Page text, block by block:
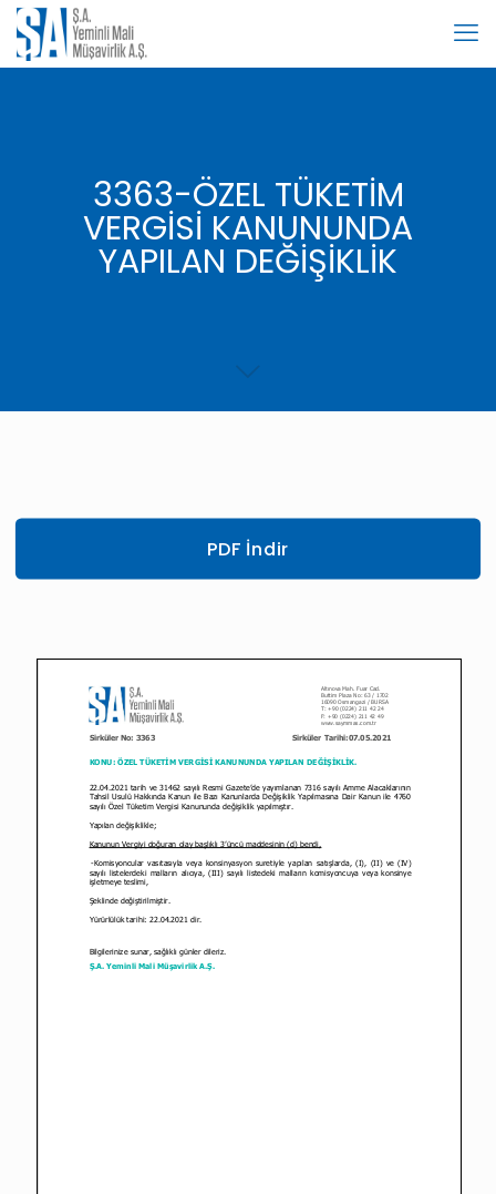
3363-ÖZEL TÜKETİM
VERGİSİ KANUNUNDA
YAPILAN DEĞİŞİKLİK
PDF İndir